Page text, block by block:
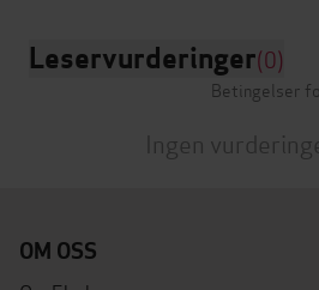
Leservurderinger(0)
Betingelser
Ingen
OM OSS